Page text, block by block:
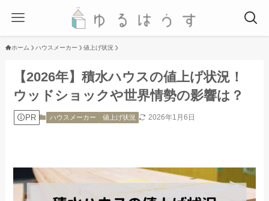
ホーム ハウスメーカー 値上げ状況
【2026年】積水ハウスの値上げ状況！
ウッドショックや世界情勢の影響は？
PR ハウスメーカー 値上げ状況 2026年1月6日